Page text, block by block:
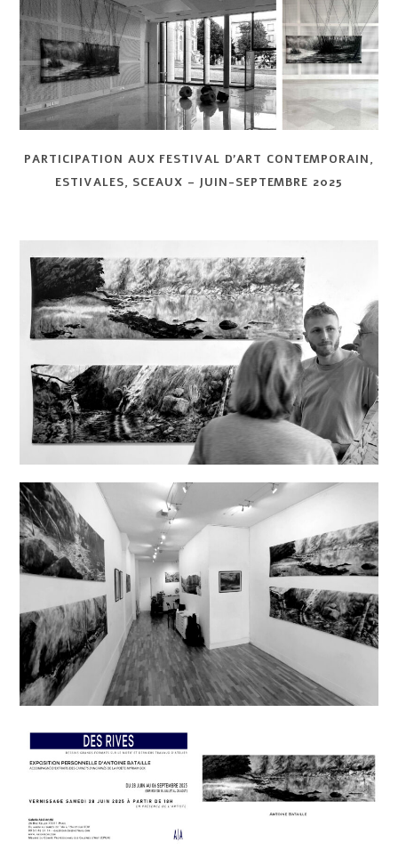
PARTICIPATION AUX FESTIVAL D’ART CONTEMPORAIN,
ESTIVALES, SCEAUX – JUIN-SEPTEMBRE 2025